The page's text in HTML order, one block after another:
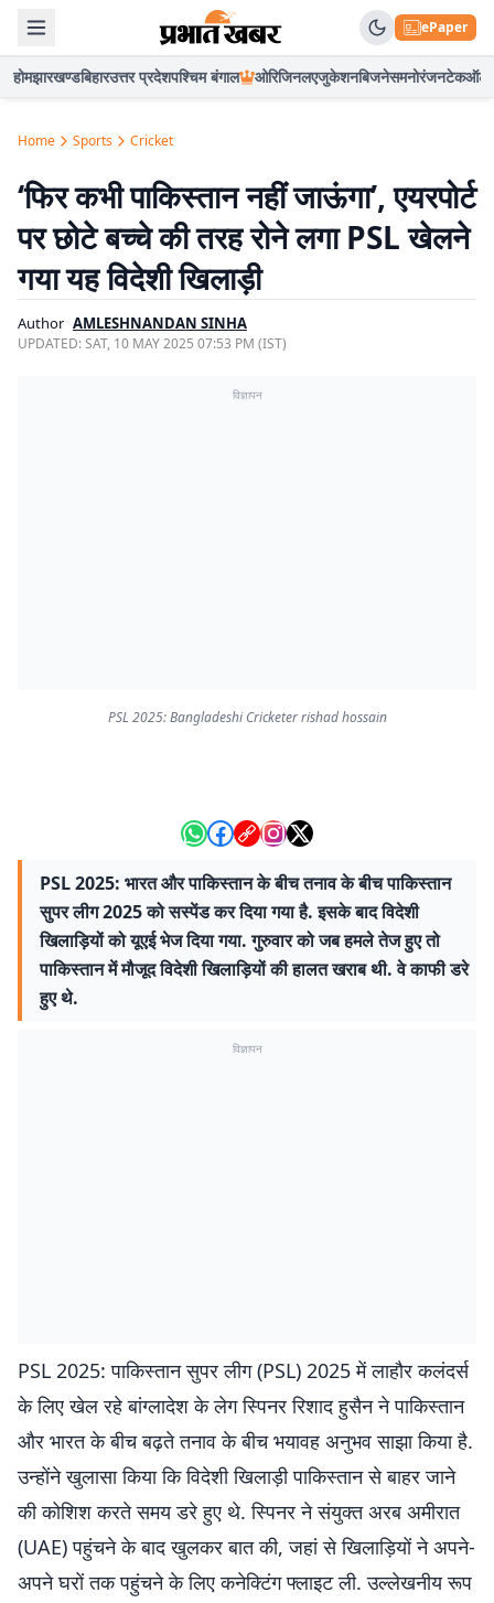
ePaper
होमझारखण्डबिहारउत्तर प्रदेशपश्चिम बंगाल ओरिजिनलएजुकेशनबिजनेसमनोरंजनटेकऑटो
Home Sports Cricket
‘फिर कभी पाकिस्तान नहीं जाऊंगा’, एयरपोर्ट
पर छोटे बच्चे की तरह रोने लगा PSL खेलने
गया यह विदेशी खिलाड़ी
Author AMLESHNANDAN SINHA
UPDATED:SAT, 10 MAY 2025 07:53 PM (IST)
विज्ञापन
PSL 2025: Bangladeshi Cricketer rishad hossain
PSL 2025: भारत और पाकिस्तान के बीच तनाव के बीच पाकिस्तान
सुपर लीग 2025 को सस्पेंड कर दिया गया है. इसके बाद विदेशी
खिलाड़ियों को यूएई भेज दिया गया. गुरुवार को जब हमले तेज हुए तो
पाकिस्तान में मौजूद विदेशी खिलाड़ियों की हालत खराब थी. वे काफी डरे
हुए थे.
विज्ञापन
PSL 2025: पाकिस्तान सुपर लीग (PSL) 2025 में लाहौर कलंदर्स
के लिए खेल रहे बांग्लादेश के लेग स्पिनर रिशाद हुसैन ने पाकिस्तान
और भारत के बीच बढ़ते तनाव के बीच भयावह अनुभव साझा किया है.
उन्होंने खुलासा किया कि विदेशी खिलाड़ी पाकिस्तान से बाहर जाने
की कोशिश करते समय डरे हुए थे. स्पिनर ने संयुक्त अरब अमीरात
(UAE) पहुंचने के बाद खुलकर बात की, जहां से खिलाड़ियों ने अपने-
अपने घरों तक पहुंचने के लिए कनेक्टिंग फ्लाइट ली. उल्लेखनीय रूप